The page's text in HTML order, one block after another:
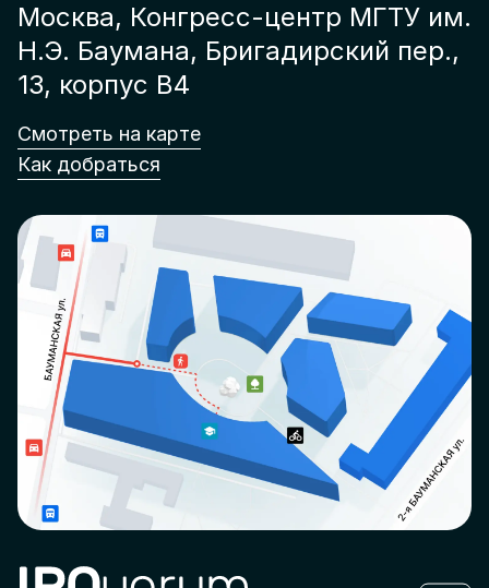
Москва, Конгресс-центр МГТУ им.
Н.Э. Баумана, Бригадирcкий пер.,
13, корпус B4
Смотреть на карте
Как добраться